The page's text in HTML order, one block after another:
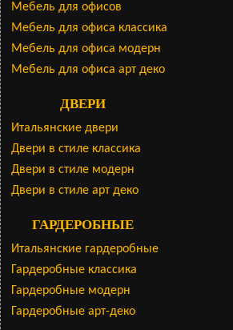
Мебель для офисов
Мебель для офиса классика
Мебель для офиса модерн
Мебель для офиса арт деко
ДВЕРИ
Итальянские двери
Двери в стиле классика
Двери в стиле модерн
Двери в стиле арт деко
ГАРДЕРОБНЫЕ
Итальянские гардеробные
Гардеробные классика
Гардеробные модерн
Гардеробные арт-деко